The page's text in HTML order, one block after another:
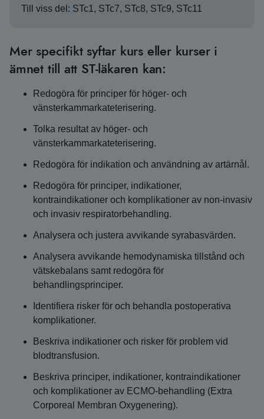
Till viss del: STc1, STc7, STc8, STc9, STc11
Mer specifikt syftar kurs eller kurser i
ämnet till att ST-läkaren kan:
Redogöra för principer för höger- och
vänsterkammarkateterisering.
Tolka resultat av höger- och
vänsterkammarkateterisering.
Redogöra för indikation och användning av artärnål.
Redogöra för principer, indikationer,
kontraindikationer och komplikationer av non-invasiv
och invasiv respiratorbehandling.
Analysera och justera avvikande syrabasvärden.
Analysera avvikande hemodynamiska tillstånd och
vätskebalans samt redogöra för
behandlingsprinciper.
Identifiera risker för och behandla postoperativa
komplikationer.
Beskriva indikationer och risker för problem vid
blodtransfusion.
Beskriva principer, indikationer, kontraindikationer
och komplikationer av ECMO-behandling (Extra
Corporeal Membran Oxygenering).